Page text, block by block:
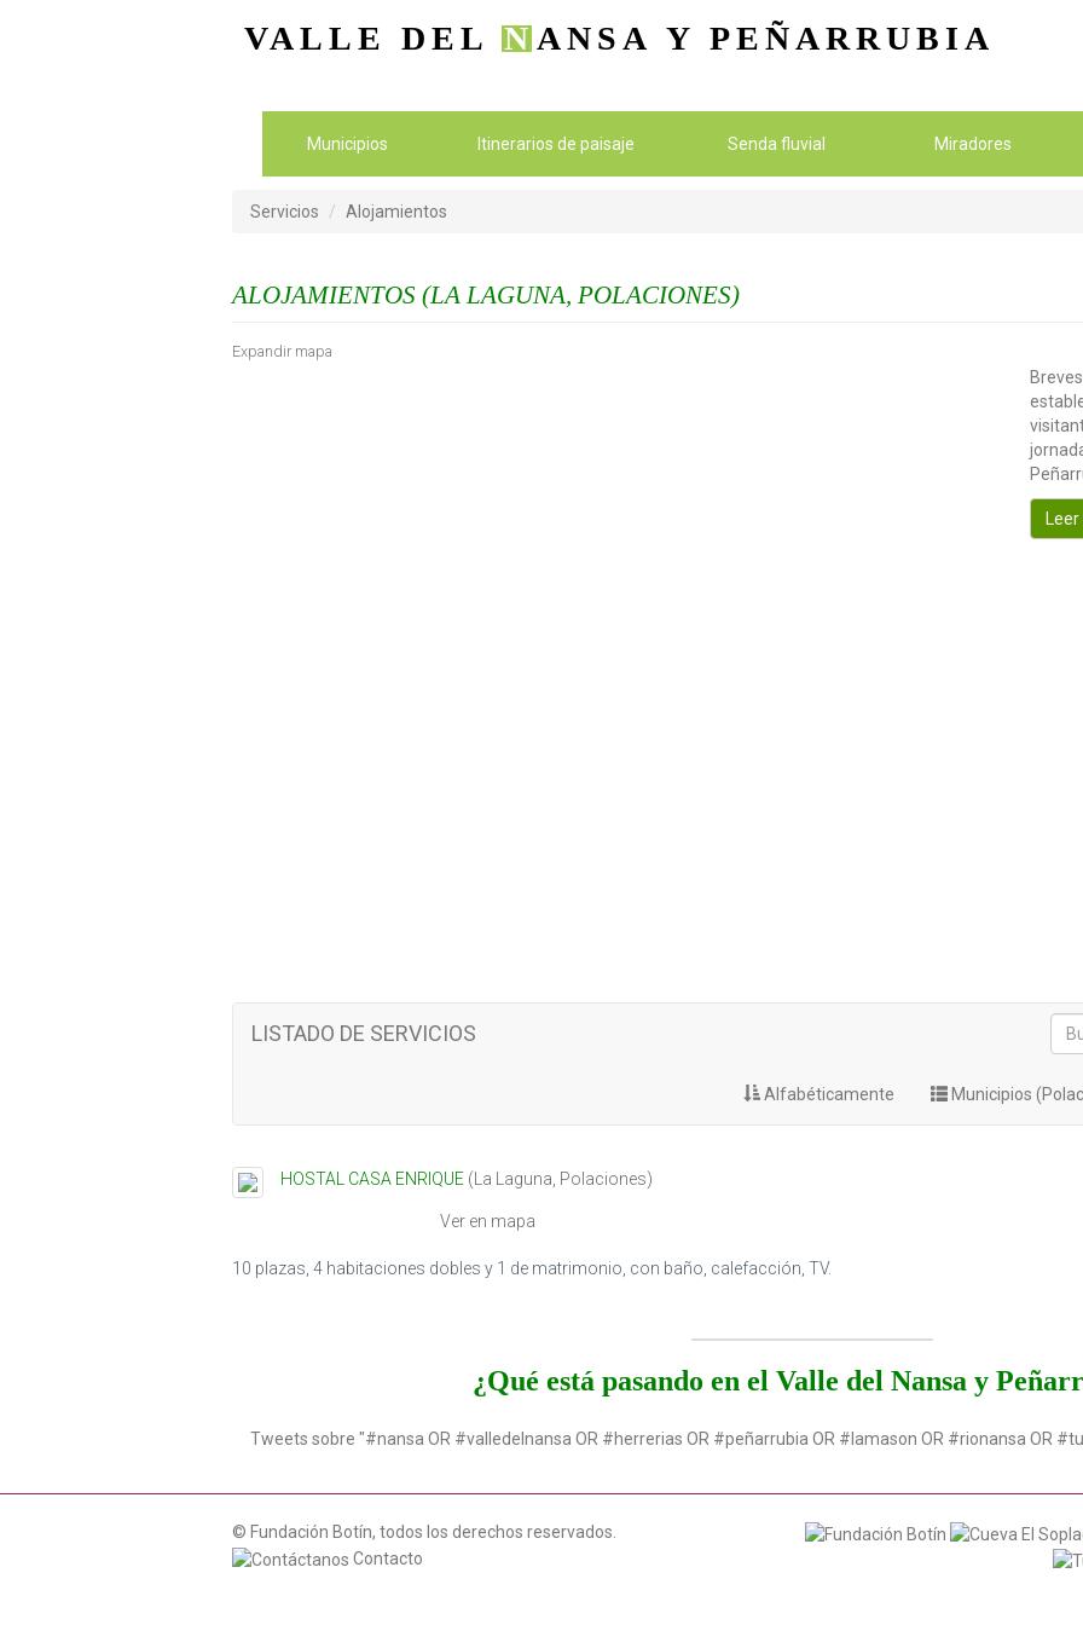
VALLE DEL NANSA Y PEÑARRUBIA
Municipios Itinerarios de paisaje Senda fluvial Miradores
Servicios Alojamientos
ALOJAMIENTOS (LA LAGUNA, POLACIONES)
Expandir mapa
LISTADO DE SERVICIOS
Alfabéticamente Municipios
HOSTAL CASA ENRIQUE ( La Laguna Polaciones)
Ver en mapa
10 plazas, 4 habitaciones dobles y 1 de matrimonio, con baño, calefacción, TV.
¿Qué está pasando en el Valle del Nansa y
Tweets sobre "#nansa OR #valledelnansa OR #herrerias OR #peñarrubia OR #lamason OR #rionansa OR
© Fundación Botín, todos los derechos reservados.
Contacto